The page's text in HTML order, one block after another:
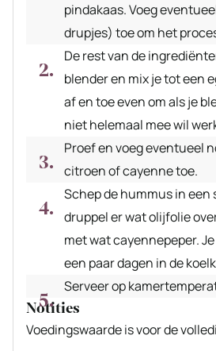
pindakaas. Voeg
drupjes) toe om het
De rest van de
blender en mix je tot een
af en toe even om als je
niet helemaal mee wil
Proef en voeg eventueel
citroen of cayenne toe.
Schep de hummus in een
druppel er wat olijfolie
met wat cayennepeper.
een paar dagen in de
Serveer op
Notities
Voedingswaarde is voor de